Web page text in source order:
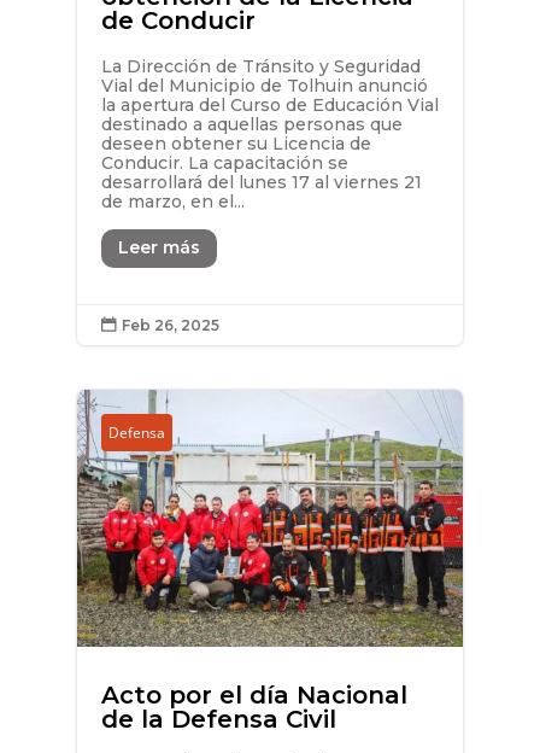
de Conducir
La Dirección de Tránsito y Seguridad
Vial del Municipio de Tolhuin anunció
la apertura del Curso de Educación Vial
destinado a aquellas personas que
deseen obtener su Licencia de
Conducir. La capacitación se
desarrollará del lunes 17 al viernes 21
de marzo, en el...
Leer más
 Feb 26, 2025
Defensa
Acto por el día Nacional
de la Defensa Civil